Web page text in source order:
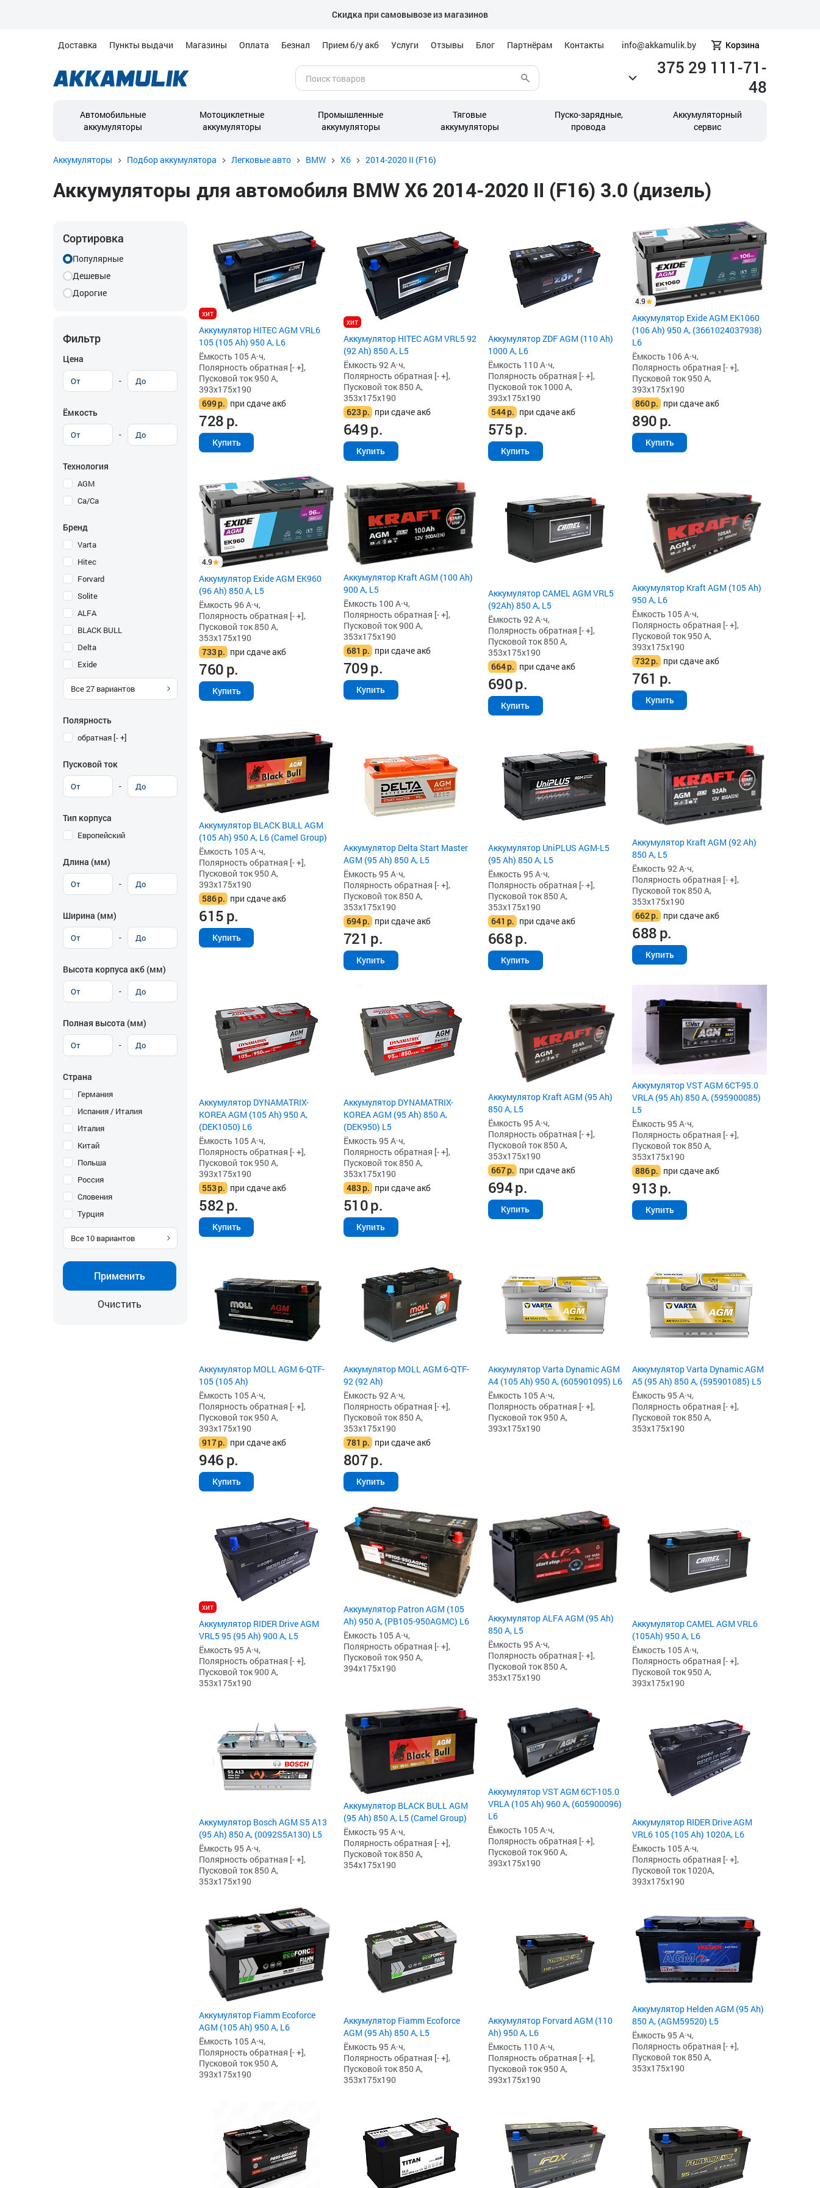
Скидка при самовывозе из магазинов
Доставка Пункты выдачи Магазины Оплата Безнал Прием б/у акб Услуги Отзывы Блог Партнёрам Контакты info@akkamulik.by Корзина
375 29 111-71-
48
Автомобильные
аккумуляторы
Мотоциклетные
аккумуляторы
Промышленные
аккумуляторы
Тяговые
аккумуляторы
Пуско-зарядные,
провода
Аккумуляторный
сервис
Аккумуляторы Подбор аккумулятора Легковые авто BMW X6 2014-2020 II (F16)
Аккумуляторы для автомобиля BMW X6 2014-2020 II (F16) 3.0 (дизель)
Сортировка
Популярные
Дешевые
Дорогие
Фильтр
Цена
-
Ёмкость
-
Технология
AGM
Ca/Ca
Бренд
Varta
Hitec
Forvard
Solite
ALFA
BLACK BULL
Delta
Exide
Все27 вариантов
Полярность
обратная [- +]
Пусковой ток
-
Тип корпуса
Европейский
Длина (мм)
-
Ширина (мм)
-
Высота корпуса акб (мм)
-
Полная высота (мм)
-
Страна
Германия
Испания / Италия
Италия
Китай
Польша
Россия
Словения
Турция
Все 10 вариантов
Применить
Очистить
хит
Аккумулятор HITEC AGM VRL6
105 (105 Ah) 950 А, L6
Ёмкость 105 А·ч,
Полярность обратная [- +],
Пусковой ток 950 А,
393x175x190
699р. при сдаче акб
728р.
Купить
хит
Аккумулятор HITEC AGM VRL5 92
(92 Ah) 850 А, L5
Ёмкость 92 А·ч,
Полярность обратная [- +],
Пусковой ток 850 А,
353x175x190
623р. при сдаче акб
649р.
Купить
Аккумулятор ZDF AGM (110 Ah)
1000 А, L6
Ёмкость 110 А·ч,
Полярность обратная [- +],
Пусковой ток 1000 А,
393x175x190
544р. при сдаче акб
575р.
Купить
4.9
Аккумулятор Exide AGM EK1060
(106 Ah) 950 А, (3661024037938)
L6
Ёмкость 106 А·ч,
Полярность обратная [- +],
Пусковой ток 950 А,
393x175x190
860р. при сдаче акб
890р.
Купить
4.9
Аккумулятор Exide AGM EK960
(96 Ah) 850 А, L5
Ёмкость 96 А·ч,
Полярность обратная [- +],
Пусковой ток 850 А,
353x175x190
733р. при сдаче акб
760р.
Купить
Аккумулятор Kraft AGM (100 Ah)
900 А, L5
Ёмкость 100 А·ч,
Полярность обратная [- +],
Пусковой ток 900 А,
353x175x190
681 р. при сдаче акб
709р.
Купить
Аккумулятор CAMEL AGM VRL5
(92Ah) 850 А, L5
Ёмкость 92 А·ч,
Полярность обратная [- +],
Пусковой ток 850 А,
353x175x190
664р. при сдаче акб
690р.
Купить
Аккумулятор Kraft AGM (105 Ah)
950 А, L6
Ёмкость 105 А·ч,
Полярность обратная [- +],
Пусковой ток 950 А,
393x175x190
732р. при сдаче акб
761 р.
Купить
Аккумулятор BLACK BULL AGM
(105 Ah) 950 А, L6 (Camel Group)
Ёмкость 105 А·ч,
Полярность обратная [- +],
Пусковой ток 950 А,
393x175x190
586р. при сдаче акб
615р.
Купить
Аккумулятор Delta Start Master
AGM (95 Ah) 850 А, L5
Ёмкость 95 А·ч,
Полярность обратная [- +],
Пусковой ток 850 А,
353x175x190
694р. при сдаче акб
721 р.
Купить
Аккумулятор UniPLUS AGM-L5
(95 Ah) 850 А, L5
Ёмкость 95 А·ч,
Полярность обратная [- +],
Пусковой ток 850 А,
353x175x190
641 р. при сдаче акб
668р.
Купить
Аккумулятор Kraft AGM (92 Ah)
850 А, L5
Ёмкость 92 А·ч,
Полярность обратная [- +],
Пусковой ток 850 А,
353x175x190
662р. при сдаче акб
688р.
Купить
Аккумулятор DYNAMATRIX-
KOREA AGM (105 Ah) 950 А,
(DEK1050) L6
Ёмкость 105 А·ч,
Полярность обратная [- +],
Пусковой ток 950 А,
393x175x190
553р. при сдаче акб
582р.
Купить
Аккумулятор DYNAMATRIX-
KOREA AGM (95 Ah) 850 А,
(DEK950) L5
Ёмкость 95 А·ч,
Полярность обратная [- +],
Пусковой ток 850 А,
353x175x190
483р. при сдаче акб
510р.
Купить
Аккумулятор Kraft AGM (95 Ah)
850 А, L5
Ёмкость 95 А·ч,
Полярность обратная [- +],
Пусковой ток 850 А,
353x175x190
667р. при сдаче акб
694р.
Купить
Аккумулятор VST AGM 6СТ-95.0
VRLA (95 Ah) 850 А, (595900085)
L5
Ёмкость 95 А·ч,
Полярность обратная [- +],
Пусковой ток 850 А,
353x175x190
886р. при сдаче акб
913р.
Купить
Аккумулятор MOLL AGM 6-QTF-
105 (105 Ah)
Ёмкость 105 А·ч,
Полярность обратная [- +],
Пусковой ток 950 А,
393x175x190
917р. при сдаче акб
946р.
Купить
Аккумулятор MOLL AGM 6-QTF-
92 (92 Ah)
Ёмкость 92 А·ч,
Полярность обратная [- +],
Пусковой ток 850 А,
353x175x190
781 р. при сдаче акб
807р.
Купить
Аккумулятор Varta Dynamic AGM
A4 (105 Ah) 950 А, (605901095) L6
Ёмкость 105 А·ч,
Полярность обратная [- +],
Пусковой ток 950 А,
393x175x190
Аккумулятор Varta Dynamic AGM
A5 (95 Ah) 850 А, (595901085) L5
Ёмкость 95 А·ч,
Полярность обратная [- +],
Пусковой ток 850 А,
353x175x190
хит
Аккумулятор RIDER Drive AGM
VRL5 95 (95 Ah) 900 А, L5
Ёмкость 95 А·ч,
Полярность обратная [- +],
Пусковой ток 900 А,
353x175x190
Аккумулятор Patron AGM (105
Ah) 950 А, (PB105-950AGMC) L6
Ёмкость 105 А·ч,
Полярность обратная [- +],
Пусковой ток 950 А,
394x175x190
Аккумулятор ALFA AGM (95 Ah)
850 А, L5
Ёмкость 95 А·ч,
Полярность обратная [- +],
Пусковой ток 850 А,
353x175x190
Аккумулятор CAMEL AGM VRL6
(105Ah) 950 А, L6
Ёмкость 105 А·ч,
Полярность обратная [- +],
Пусковой ток 950 А,
393x175x190
Аккумулятор Bosch AGM S5 А13
(95 Ah) 850 А, (0092S5A130) L5
Ёмкость 95 А·ч,
Полярность обратная [- +],
Пусковой ток 850 А,
353x175x190
Аккумулятор BLACK BULL AGM
(95 Ah) 850 А, L5 (Camel Group)
Ёмкость 95 А·ч,
Полярность обратная [- +],
Пусковой ток 850 А,
354x175x190
Аккумулятор VST AGM 6СТ-105.0
VRLA (105 Ah) 960 А, (605900096)
L6
Ёмкость 105 А·ч,
Полярность обратная [- +],
Пусковой ток 960 А,
393x175x190
Аккумулятор RIDER Drive AGM
VRL6 105 (105 Ah) 1020А, L6
Ёмкость 105 А·ч,
Полярность обратная [- +],
Пусковой ток 1020А,
393x175x190
Аккумулятор Fiamm Ecoforce
AGM (105 Ah) 950 А, L6
Ёмкость 105 А·ч,
Полярность обратная [- +],
Пусковой ток 950 А,
393x175x190
Аккумулятор Fiamm Ecoforce
AGM (95 Ah) 850 A, L5
Ёмкость 95 А·ч,
Полярность обратная [- +],
Пусковой ток 850 А,
353x175x190
Аккумулятор Forvard AGM (110
Ah) 950 А, L6
Ёмкость 110 А·ч,
Полярность обратная [- +],
Пусковой ток 950 А,
393x175x190
Аккумулятор Helden AGM (95 Ah)
850 А, (AGM59520) L5
Ёмкость 95 А·ч,
Полярность обратная [- +],
Пусковой ток 850 А,
353x175x190